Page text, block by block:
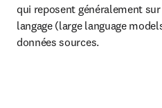
qui reposent généralement
langage (large language
données sources.